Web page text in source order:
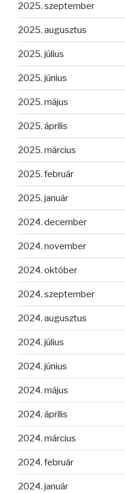
2025. szeptember
2025. augusztus
2025. július
2025. június
2025. május
2025. április
2025. március
2025. február
2025. január
2024. december
2024. november
2024. október
2024. szeptember
2024. augusztus
2024. július
2024. június
2024. május
2024. április
2024. március
2024. február
2024. január